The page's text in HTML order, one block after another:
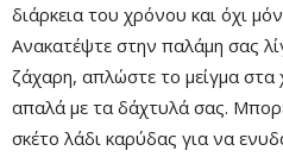
διάρκεια του χρόνου και όχι
Ανακατέψτε στην παλάμη σας
ζάχαρη, απλώστε το μείγμα στα
απαλά με τα δάχτυλά σας.
σκέτο λάδι καρύδας για να